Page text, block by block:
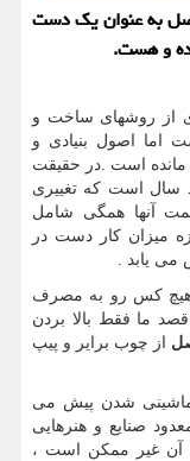
به عنوان یک دست
و هست.
از روشهای ساخت و
اما اصول بنیادی و
است .در حقیقت
سال است که تغییری
آنها همگی شامل
میزان کار دست در
یابد .
هیچ کس رو به مصرف
ما فقط بالا بردن
از چوب برایر و پیپ
ماشینی شدن پیش می
صنایع و هنرهایی
آن غیر ممکن است ،